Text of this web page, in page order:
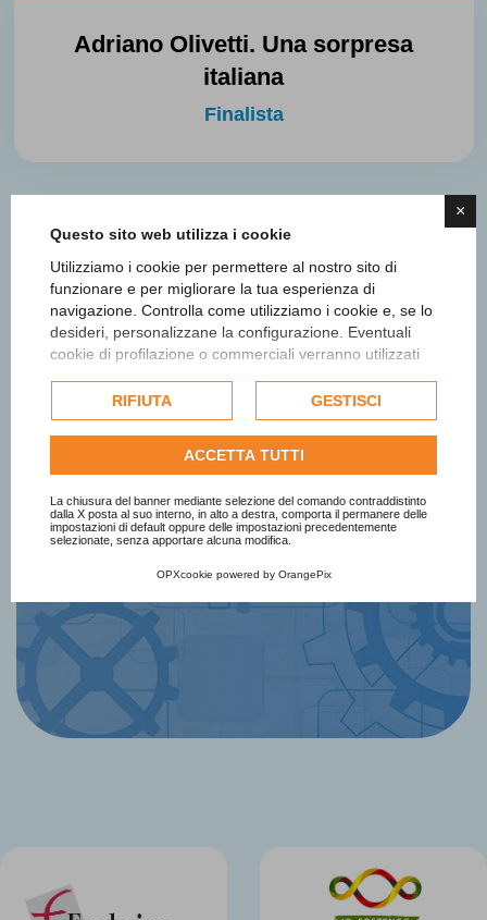
×
Questo sito web utilizza i cookie
Utilizziamo i cookie per permettere al nostro sito di
funzionare e per migliorare la tua esperienza di
navigazione. Controlla come utilizziamo i cookie e, se lo
desideri, personalizzane la configurazione. Eventuali
cookie di profilazione o commerciali verranno utilizzati
dell'utente e, se consentito, potrebbero essere utilizzati
per personalizzare gli annunci pubblicitari. Per ulteriori
informazioni su come Google utilizza i dati raccolti,
politica sulla privacy di Google
Consulta l'informativa cookie completa.
RIFIUTA GESTISCI
ACCETTA TUTTI
La chiusura del banner mediante selezione del comando contraddistinto
dalla X posta al suo interno, in alto a destra, comporta il permanere delle
impostazioni di default oppure delle impostazioni precedentemente
selezionate, senza apportare alcuna modifica.
OPXcookie powered by OrangePix
Adriano Olivetti. Una sorpresa
italiana
Finalista
Iscriviti alla newsletter
Ottieni informazioni e aggiornamenti
sul Premio
Iscriviti Subito